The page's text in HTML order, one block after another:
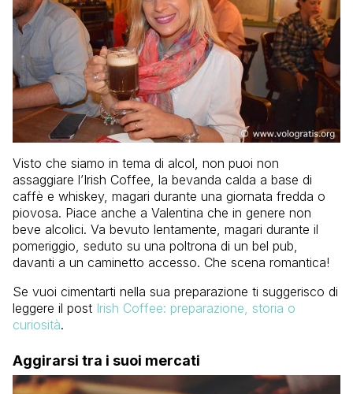
Visto che siamo in tema di alcol, non puoi non
assaggiare l’Irish Coffee, la bevanda calda a base di
caffè e whiskey, magari durante una giornata fredda o
piovosa. Piace anche a Valentina che in genere non
beve alcolici. Va bevuto lentamente, magari durante il
pomeriggio, seduto su una poltrona di un bel pub,
davanti a un caminetto accesso. Che scena romantica!
Se vuoi cimentarti nella sua preparazione ti suggerisco di
leggere il post Irish Coffee: preparazione, storia o
curiosità.
Aggirarsi tra i suoi mercati